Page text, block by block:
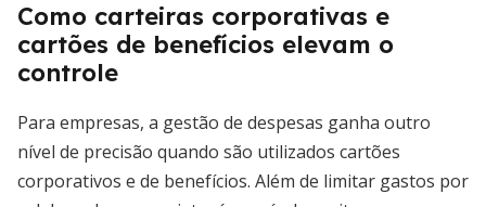
Como carteiras corporativas e
cartões de benefícios elevam o
controle
Para empresas, a gestão de despesas ganha outro
nível de precisão quando são utilizados cartões
corporativos e de benefícios. Além de limitar gastos por